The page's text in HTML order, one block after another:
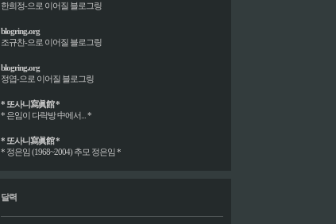
한희정-으로 이어질 블로그링
blogring.org
조규찬-으로 이어질 블로그링
blogring.org
정엽-으로 이어질 블로그링
* 또사니寫眞館 *
* 은임이 다락방 中에서... *
* 또사니寫眞館 *
* 정은임 (1968~2004) 추모 정은임 *
달력